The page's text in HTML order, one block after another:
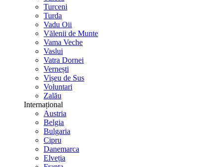
Turceni
Turda
Vadu Oii
Vălenii de Munte
Vama Veche
Vaslui
Vatra Dornei
Vernești
Vișeu de Sus
Voluntari
Zalău
Internațional
Austria
Belgia
Bulgaria
Cipru
Danemarca
Elveția